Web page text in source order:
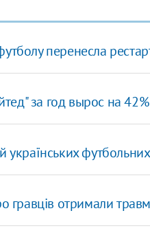
перенесла
за год вырос на
українських
гравців отримали